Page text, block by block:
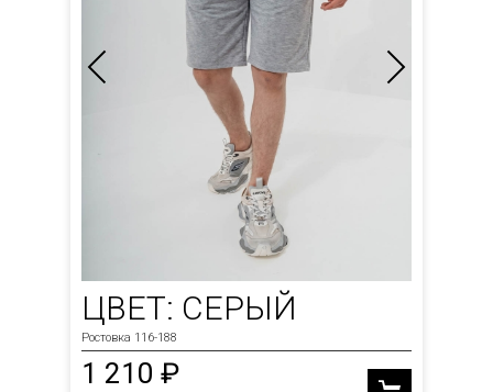
ЦВЕТ: СЕРЫЙ
Ростовка 116-188
1 210 ₽